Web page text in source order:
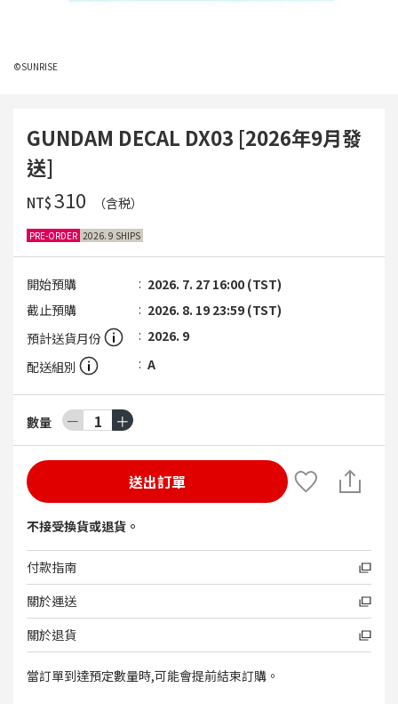
©SUNRISE
GUNDAM DECAL DX03 [2026年9月發
送]
NT$‌310 （含税）
PRE-ORDER 2026. 9 SHIPS
開始預購
2026. 7. 27 16:00 (TST)
截止預購
2026. 8. 19 23:59 (TST)
預計送貨月份
2026. 9
配送組別
A
數量 － 1 ＋
送出訂單
不接受換貨或退貨。
付款指南
關於運送
關於退貨
當訂單到達預定數量時,可能會提前結束訂購。